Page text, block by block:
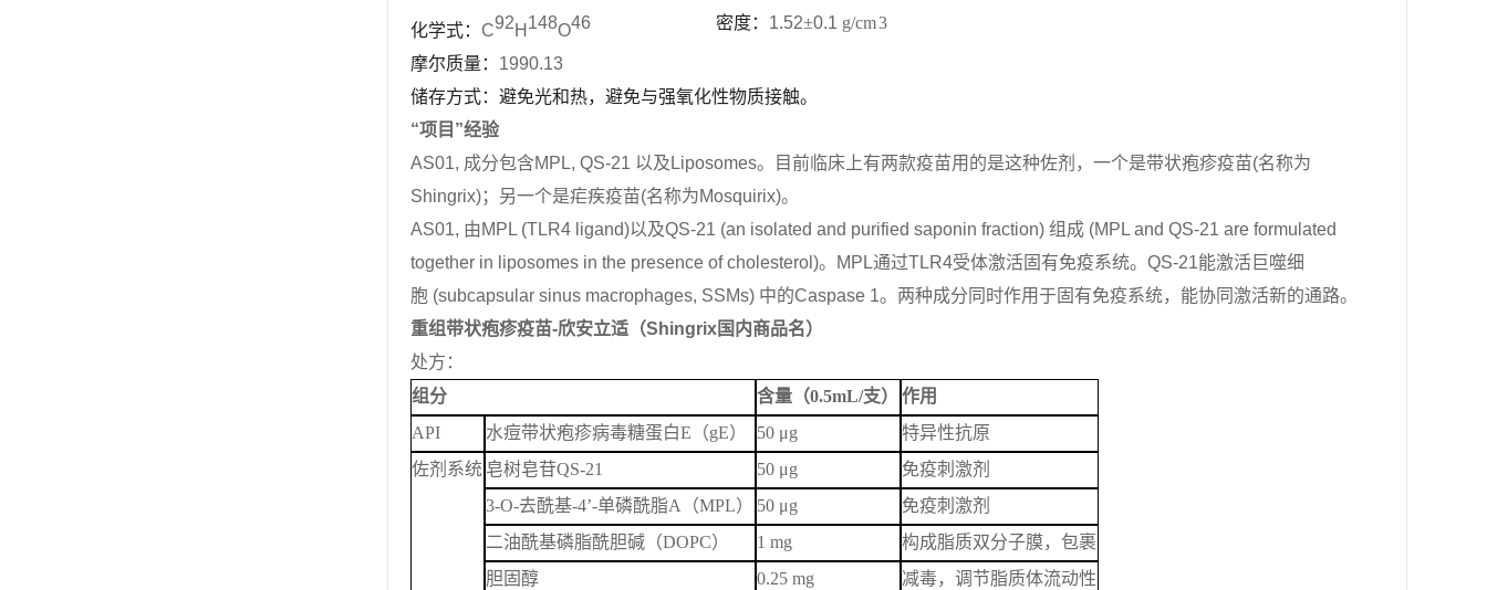
化学式： C92H 148O46 密度： 1.52±0.1 g/cm3
摩尔质量： 1990.13
储存方式：避免光和热，避免与强氧化性物质接触。
“项目”经验
AS01, 成分包含MPL, QS-21 以及 Liposomes。目前临床上有两款疫苗用的是这种佐剂，一个是带状疱疹疫苗(名称为
Shingrix)；另一个是疟疾疫苗(名称为Mosquirix)。
AS01, 由MPL (TLR4 ligand)以及QS-21 (an isolated and purified saponin fraction) 组成 (MPL and QS-21 are formulated
together in liposomes in the presence of cholesterol)。 MPL通过TLR4受体激活固有免疫系统。 QS-21能激活巨噬细
胞 (subcapsular sinus macrophages, SSMs) 中的Caspase 1。两种成分同时作用于固 有免疫系统，能协同激活新的通路。
重组带状疱疹疫苗-欣安立适（Shingrix国内商品名）
处方 ：
组分
含量（0.5mL/支）
作用
API
水痘带状疱疹病毒糖蛋白E （gE） 50 μg
特异性抗原
佐剂系统 皂树皂苷QS-21 50 μg
免疫刺激剂
3-O-去酰基-4’-单磷酰脂A （MPL） 50 μg
免疫刺激剂
二油酰基磷脂酰胆碱（DOPC） 1 mg
构成脂质双分子膜，包裹
胆固醇
0.25 mg 减毒，调节脂质体流动性